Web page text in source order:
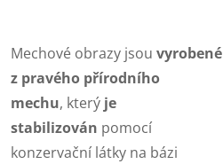
Mechové obrazy jsou vyrobené
z pravého přírodního
mechu, který je
stabilizován pomocí
konzervační látky na bázi